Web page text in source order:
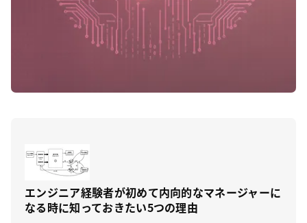
エンジニア経験者が初めて内向的なマネージャーに
なる時に知っておきたい5つの理由